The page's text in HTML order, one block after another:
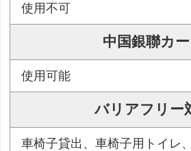
使用不可
中国銀聯カ
使用可能
バリアフリー
車椅子貸出、車椅子用トイレ